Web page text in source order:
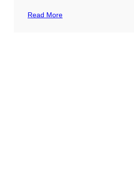
Read More